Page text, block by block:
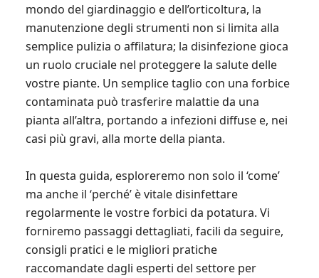
mondo del giardinaggio e dell’orticoltura, la
manutenzione degli strumenti non si limita alla
semplice pulizia o affilatura; la disinfezione gioca
un ruolo cruciale nel proteggere la salute delle
vostre piante. Un semplice taglio con una forbice
contaminata può trasferire malattie da una
pianta all’altra, portando a infezioni diffuse e, nei
casi più gravi, alla morte della pianta.
In questa guida, esploreremo non solo il ‘come’
ma anche il ‘perché’ è vitale disinfettare
regolarmente le vostre forbici da potatura. Vi
forniremo passaggi dettagliati, facili da seguire,
consigli pratici e le migliori pratiche
raccomandate dagli esperti del settore per